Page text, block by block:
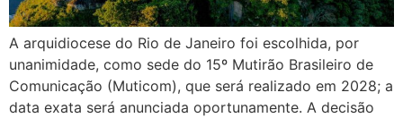
A arquidiocese do Rio de Janeiro foi escolhida, por
unanimidade, como sede do 15º Mutirão Brasileiro de
Comunicação (Muticom), que será realizado em 2028; a
data exata será anunciada oportunamente. A decisão